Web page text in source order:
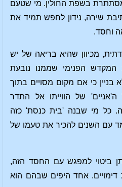
בשפת החולין. מי שטעם
שירה, נידון לחפש תמיד את
וחסד.
דתית, מכיוון שהיא בריאה של יש
הפנימי שממנו נובעת
בניין כי אם מקום מסויים בתוך
של הווייתו אל התדר
כל מי שבנה 'בית כנסת' כזה
עם השנים להכיר את טעמו של
ביטוי למפגש עם החסד הזה,
דימויים. אחד היפים שבהם הוא